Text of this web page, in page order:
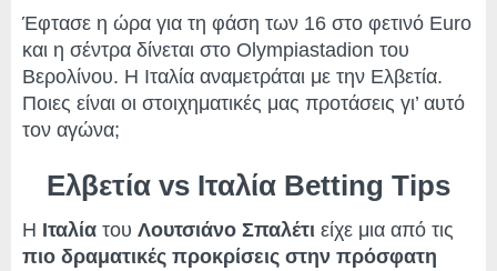
Έφτασε η ώρα για τη φάση των 16 στο φετινό Euro
και η σέντρα δίνεται στο Olympiastadion του
Βερολίνου. Η Ιταλία αναμετράται με την Ελβετία.
Ποιες είναι οι στοιχηματικές μας προτάσεις γι’ αυτό
τον αγώνα;
Ελβετία vs Ιταλία Betting Tips
Η Ιταλία του Λουτσιάνο Σπαλέτι είχε μια από τις
πιο δραματικές προκρίσεις στην πρόσφατη